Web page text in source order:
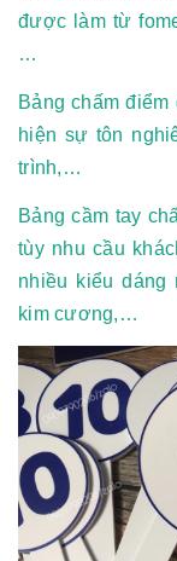
được làm từ
…
Bảng chấm
hiện sự tôn
trình,…
Bảng cầm tay
tùy nhu cầu
nhiều kiểu dáng
kim cương,…